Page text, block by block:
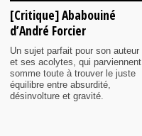
[Critique] Ababouiné
d’André Forcier
Un sujet parfait pour son auteur
et ses acolytes, qui parviennent
somme toute à trouver le juste
équilibre entre absurdité,
désinvolture et gravité.